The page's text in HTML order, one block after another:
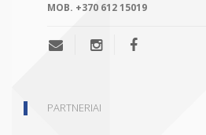
MOB. +370 612 15019
PARTNERIAI